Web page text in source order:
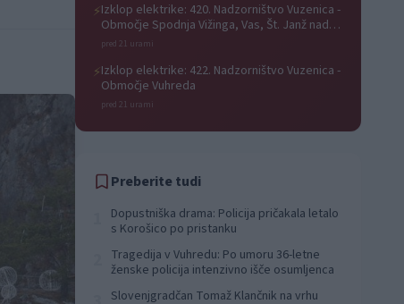
⚡Izklop elektrike: 420. Nadzorništvo Vuzenica -
Območje Spodnja Vižinga, Vas, Št. Janž nad
Radljami, Suhi Vrh, Dobrava
pred 21 urami
⚡Izklop elektrike: 422. Nadzorništvo Vuzenica -
Območje Vuhreda
pred 21 urami
Preberite tudi
Dopustniška drama: Policija pričakala letalo
s Korošico po pristanku
Tragedija v Vuhredu: Po umoru 36-letne
ženske policija intenzivno išče osumljenca
Slovenjgradčan Tomaž Klančnik na vrhu